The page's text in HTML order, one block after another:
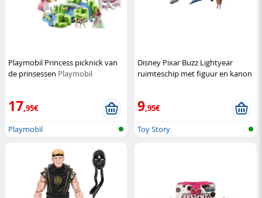
Playmobil Princess picknick van
de prinsessen Playmobil
17,95€
Playmobil
Disney Pixar Buzz Lightyear
ruimteschip met figuur en kanon
9,95€
Toy Story